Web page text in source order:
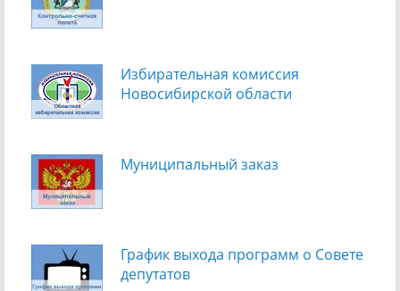
Избирательная комиссия
Новосибирской области
Муниципальный заказ
График выхода программ о Cовете
депутатов